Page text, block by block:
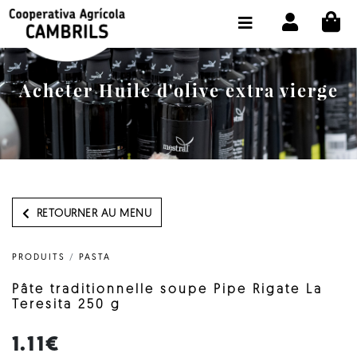
Acheter Huile d'olive extra vierge
RETOURNER AU MENU
PRODUITS / PASTA
Pâte traditionnelle soupe Pipe Rigate La
Teresita 250 g
1.11€
BOUTIQUE ACHETER EN LIGNE
LA COOPÉRATIVE
OLEOTOUR
PRODUITS
NOTRE HUILE
CHOISIR LA LANGUE: FR